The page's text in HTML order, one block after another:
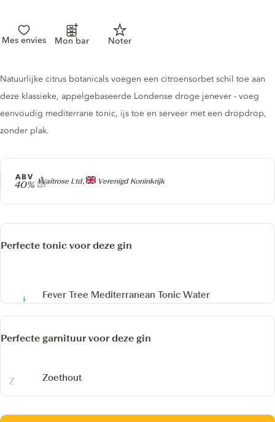
Mes envies Mon bar Noter
Producer
Waitrose Ltd, Verenigd Koninkrijk
ABV
40%
Gin description
Natuurlijke citrus botanicals voegen een citroensorbet schil toe aan
deze klassieke, appelgebaseerde Londense droge jenever - voeg
eenvoudig mediterrane tonic, ijs toe en serveer met een dropdrop,
zonder plak.
Perfecte tonic voor deze gin
Fever Tree Mediterranean Tonic Water
Perfecte garnituur voor deze gin
Zoethout